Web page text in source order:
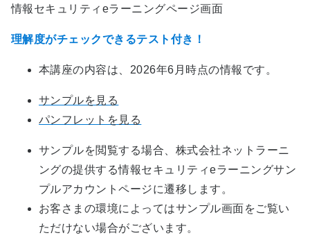
情報セキュリティeラーニングページ画面
理解度がチェックできるテスト付き！
本講座の内容は、2026年6月時点の情報です。
サンプルを見る
パンフレットを見る
サンプルを閲覧する場合、株式会社ネットラーニ
ングの提供する情報セキュリティeラーニングサン
プルアカウントページに遷移します。
お客さまの環境によってはサンプル画面をご覧い
ただけない場合がございます。